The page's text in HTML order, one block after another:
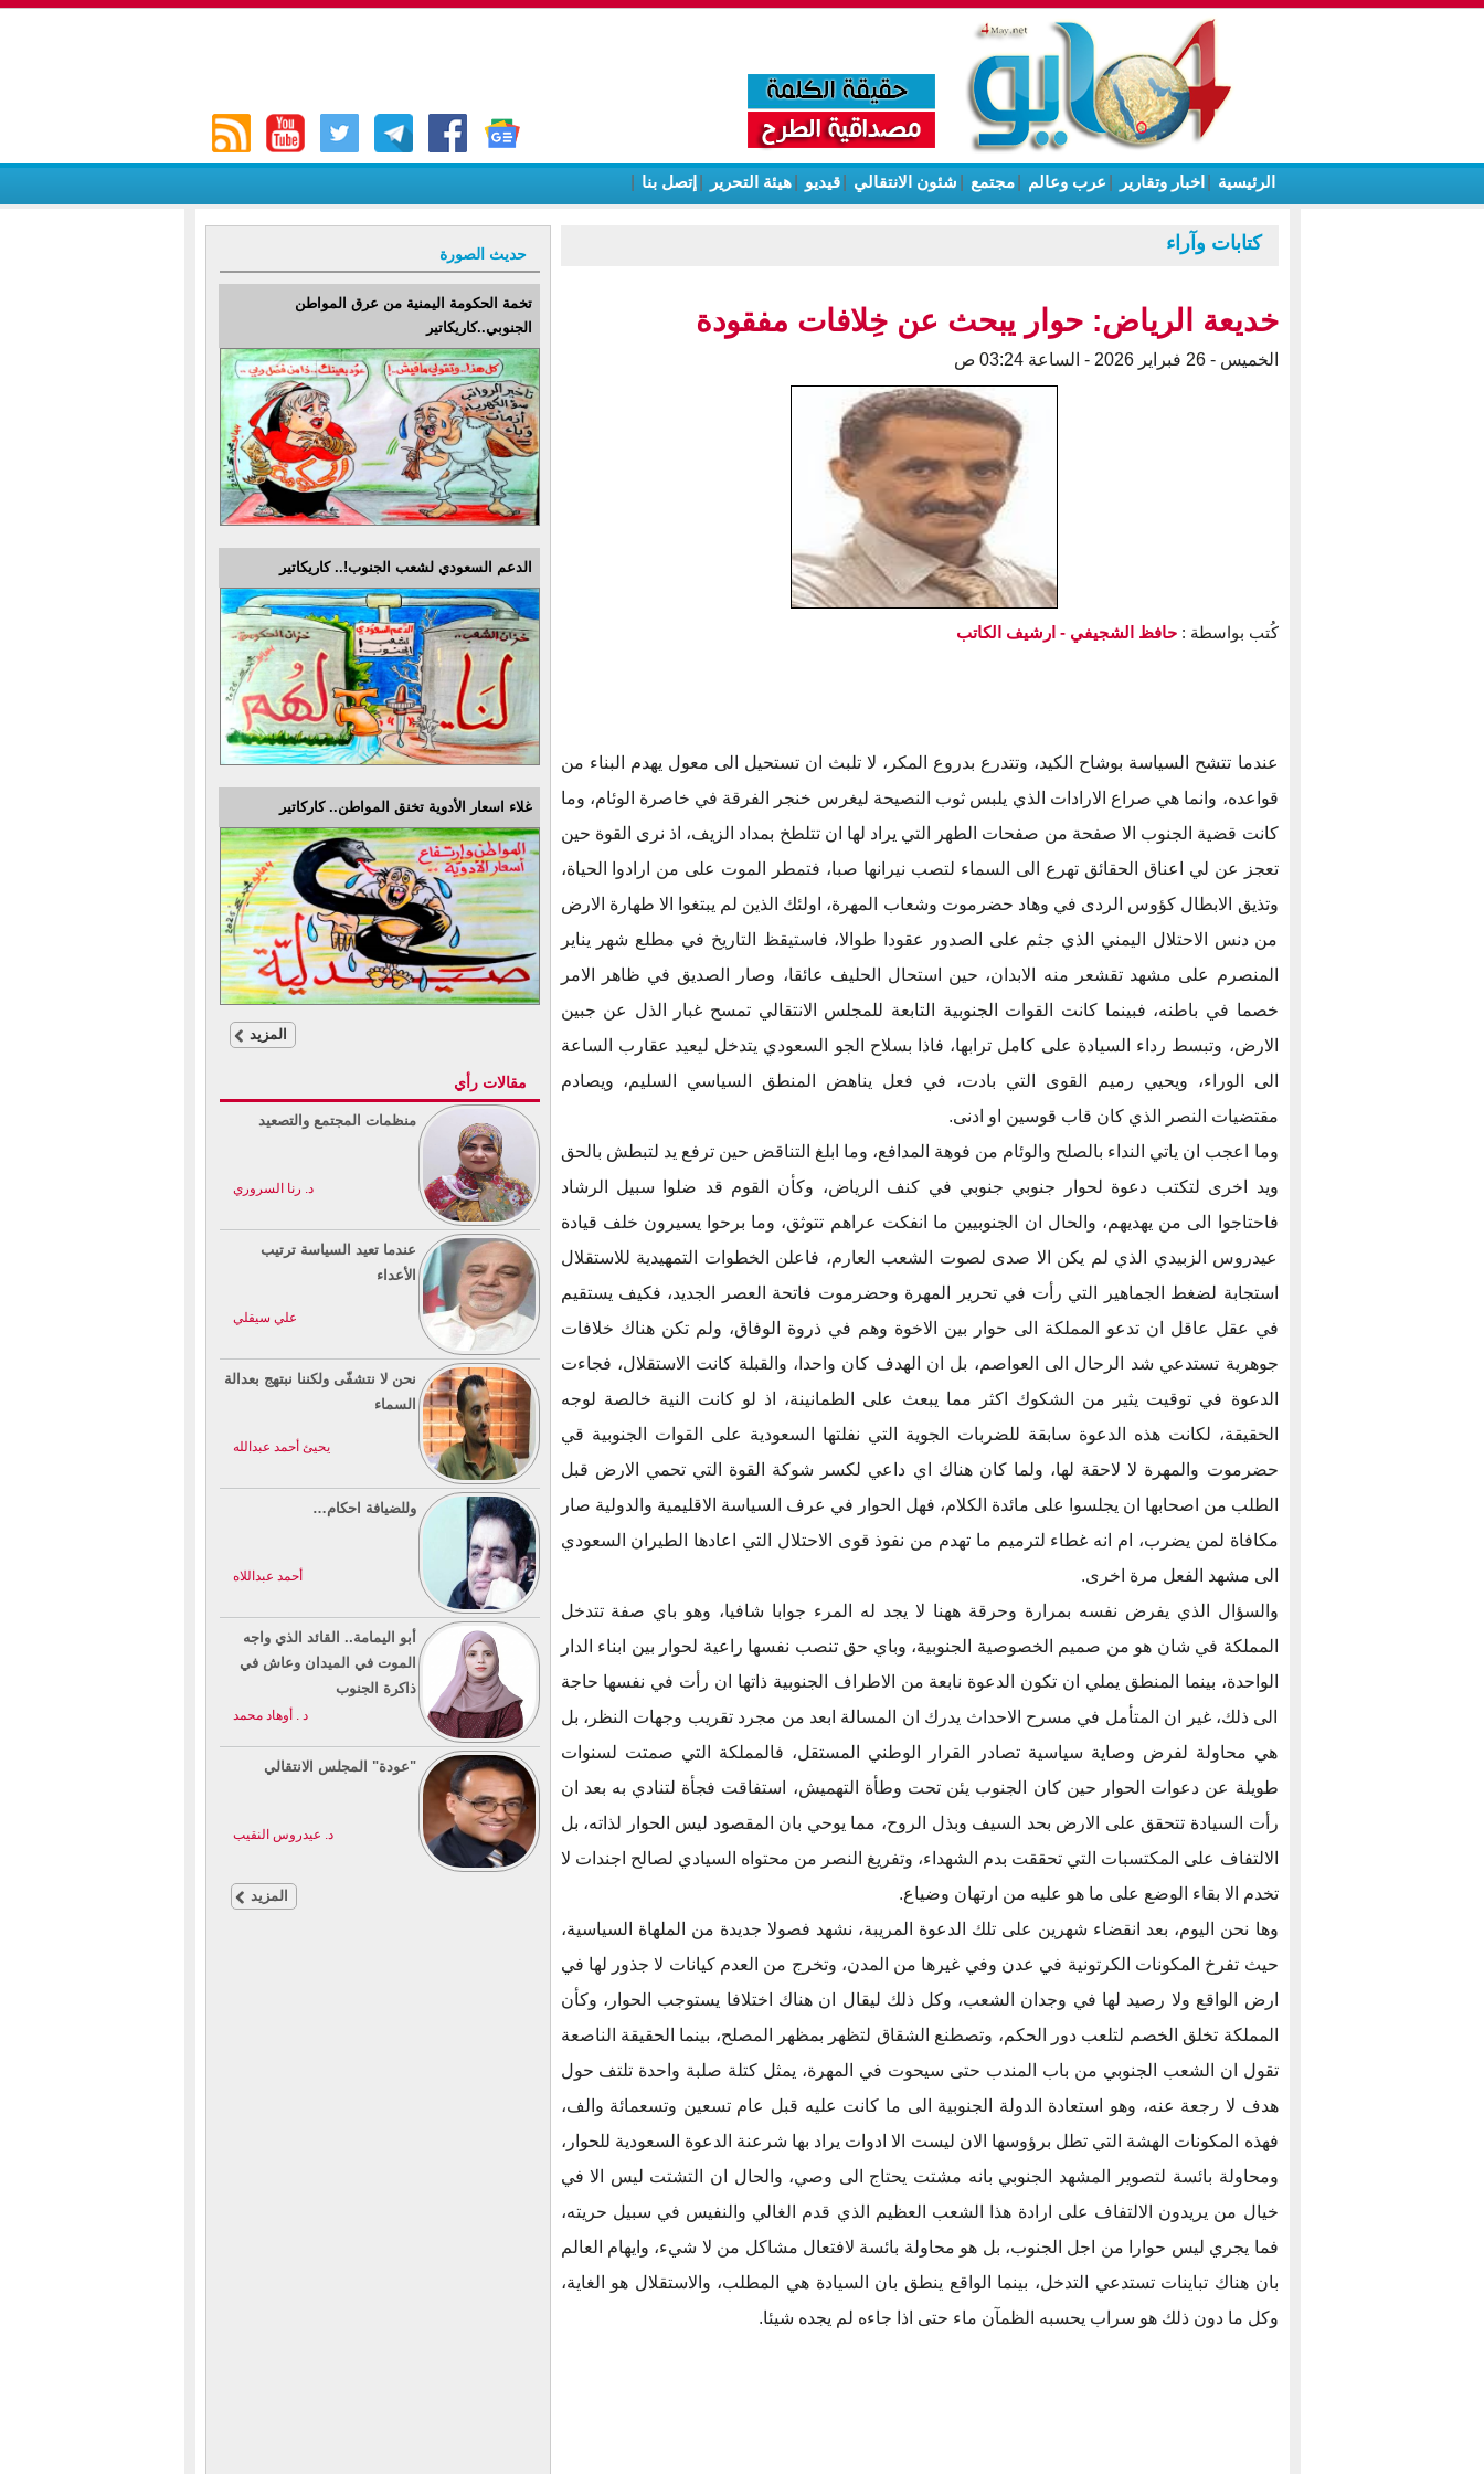
الرئيسية اخبار وتقارير عرب وعالم مجتمع شئون الانتقالي قيديو هيئة التحرير إتصل بنا
حديث الصورة
تخمة الحكومة اليمنية من عرق المواطن
الجنوبي..كاريكاتير
الدعم السعودي لشعب الجنوب!.. كاريكاتير
غلاء اسعار الأدوية تخنق المواطن.. كاركاتير
المزيد
مقالات رأي
منظمات المجتمع والتصعيد
د. رنا السروري
عندما تعيد السياسة ترتيب
الأعداء
علي سيقلي
نحن لا نتشفّى ولكننا نبتهج بعدالة
السماء
يحيئ أحمد عبدالله
وللضيافة احكام…
أحمد عبداللاه
أبو اليمامة.. القائد الذي واجه
الموت في الميدان وعاش في
ذاكرة الجنوب
د . أوهاد محمد
"عودة" المجلس الانتقالي
د. عيدروس النقيب
المزيد
كتابات وآراء
خديعة الرياض: حوار يبحث عن خِلافات مفقودة
الخميس - 26 فبراير 2026 - الساعة 03:24 ص
كُتب بواسطة :حافظ الشجيفي - ارشيف الكاتب
عندما تتشح السياسة بوشاح الكيد، وتتدرع بدروع المكر، لا تلبث ان تستحيل الى معول يهدم البناء من
قواعده، وانما هي صراع الارادات الذي يلبس ثوب النصيحة ليغرس خنجر الفرقة في خاصرة الوئام، وما
كانت قضية الجنوب الا صفحة من صفحات الطهر التي يراد لها ان تتلطخ بمداد الزيف، اذ نرى القوة حين
تعجز عن لي اعناق الحقائق تهرع الى السماء لتصب نيرانها صبا، فتمطر الموت على من ارادوا الحياة،
وتذيق الابطال كؤوس الردى في وهاد حضرموت وشعاب المهرة، اولئك الذين لم يبتغوا الا طهارة الارض
من دنس الاحتلال اليمني الذي جثم على الصدور عقودا طوالا، فاستيقظ التاريخ في مطلع شهر يناير
المنصرم على مشهد تقشعر منه الابدان، حين استحال الحليف عائقا، وصار الصديق في ظاهر الامر
خصما في باطنه، فبينما كانت القوات الجنوبية التابعة للمجلس الانتقالي تمسح غبار الذل عن جبين
الارض، وتبسط رداء السيادة على كامل ترابها، فاذا بسلاح الجو السعودي يتدخل ليعيد عقارب الساعة
الى الوراء، ويحيي رميم القوى التي بادت، في فعل يناهض المنطق السياسي السليم، ويصادم
مقتضيات النصر الذي كان قاب قوسين او ادنى.
وما اعجب ان ياتي النداء بالصلح والوئام من فوهة المدافع، وما ابلغ التناقض حين ترفع يد لتبطش بالحق
ويد اخرى لتكتب دعوة لحوار جنوبي جنوبي في كنف الرياض، وكأن القوم قد ضلوا سبيل الرشاد
فاحتاجوا الى من يهديهم، والحال ان الجنوبيين ما انفكت عراهم تتوثق، وما برحوا يسيرون خلف قيادة
عيدروس الزبيدي الذي لم يكن الا صدى لصوت الشعب العارم، فاعلن الخطوات التمهيدية للاستقلال
استجابة لضغط الجماهير التي رأت في تحرير المهرة وحضرموت فاتحة العصر الجديد، فكيف يستقيم
في عقل عاقل ان تدعو المملكة الى حوار بين الاخوة وهم في ذروة الوفاق، ولم تكن هناك خلافات
جوهرية تستدعي شد الرحال الى العواصم، بل ان الهدف كان واحدا، والقبلة كانت الاستقلال، فجاءت
الدعوة في توقيت يثير من الشكوك اكثر مما يبعث على الطمانينة، اذ لو كانت النية خالصة لوجه
الحقيقة، لكانت هذه الدعوة سابقة للضربات الجوية التي نفلتها السعودية على القوات الجنوبية قي
حضرموت والمهرة لا لاحقة لها، ولما كان هناك اي داعي لكسر شوكة القوة التي تحمي الارض قبل
الطلب من اصحابها ان يجلسوا على مائدة الكلام، فهل الحوار في عرف السياسة الاقليمية والدولية صار
مكافاة لمن يضرب، ام انه غطاء لترميم ما تهدم من نفوذ قوى الاحتلال التي اعادها الطيران السعودي
الى مشهد الفعل مرة اخرى.
والسؤال الذي يفرض نفسه بمرارة وحرقة ههنا لا يجد له المرء جوابا شافيا، وهو باي صفة تتدخل
المملكة في شان هو من صميم الخصوصية الجنوبية، وباي حق تنصب نفسها راعية لحوار بين ابناء الدار
الواحدة، بينما المنطق يملي ان تكون الدعوة نابعة من الاطراف الجنوبية ذاتها ان رأت في نفسها حاجة
الى ذلك، غير ان المتأمل في مسرح الاحداث يدرك ان المسالة ابعد من مجرد تقريب وجهات النظر، بل
هي محاولة لفرض وصاية سياسية تصادر القرار الوطني المستقل، فالمملكة التي صمتت لسنوات
طويلة عن دعوات الحوار حين كان الجنوب يئن تحت وطأة التهميش، استفاقت فجأة لتنادي به بعد ان
رأت السيادة تتحقق على الارض بحد السيف وبذل الروح، مما يوحي بان المقصود ليس الحوار لذاته، بل
الالتفاف على المكتسبات التي تحققت بدم الشهداء، وتفريغ النصر من محتواه السيادي لصالح اجندات لا
تخدم الا بقاء الوضع على ما هو عليه من ارتهان وضياع.
وها نحن اليوم، بعد انقضاء شهرين على تلك الدعوة المريبة، نشهد فصولا جديدة من الملهاة السياسية،
حيث تفرخ المكونات الكرتونية في عدن وفي غيرها من المدن، وتخرج من العدم كيانات لا جذور لها في
ارض الواقع ولا رصيد لها في وجدان الشعب، وكل ذلك ليقال ان هناك اختلافا يستوجب الحوار، وكأن
المملكة تخلق الخصم لتلعب دور الحكم، وتصطنع الشقاق لتظهر بمظهر المصلح، بينما الحقيقة الناصعة
تقول ان الشعب الجنوبي من باب المندب حتى سيحوت في المهرة، يمثل كتلة صلبة واحدة تلتف حول
هدف لا رجعة عنه، وهو استعادة الدولة الجنوبية الى ما كانت عليه قبل عام تسعين وتسعمائة والف،
فهذه المكونات الهشة التي تطل برؤوسها الان ليست الا ادوات يراد بها شرعنة الدعوة السعودية للحوار،
ومحاولة بائسة لتصوير المشهد الجنوبي بانه مشتت يحتاج الى وصي، والحال ان التشتت ليس الا في
خيال من يريدون الالتفاف على ارادة هذا الشعب العظيم الذي قدم الغالي والنفيس في سبيل حريته،
فما يجري ليس حوارا من اجل الجنوب، بل هو محاولة بائسة لافتعال مشاكل من لا شيء، وايهام العالم
بان هناك تباينات تستدعي التدخل، بينما الواقع ينطق بان السيادة هي المطلب، والاستقلال هو الغاية،
وكل ما دون ذلك هو سراب يحسبه الظمآن ماء حتى اذا جاءه لم يجده شيئا.